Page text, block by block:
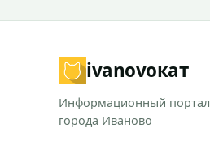
ivanovoкат
Информационный портал
города Иваново